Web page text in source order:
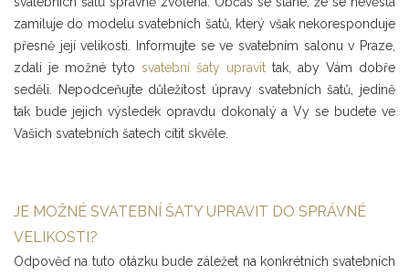
zamiluje do modelu svatebních šatů, který však nekoresponduje
přesně její velikosti. Informujte se ve svatebním salonu v Praze,
zdali je možné tyto svatební šaty upravit tak, aby Vám dobře
seděli. Nepodceňujte důležitost úpravy svatebních šatů, jedině
tak bude jejich výsledek opravdu dokonalý a Vy se budete ve
Vašich svatebních šatech cítit skvěle.
JE MOŽNÉ SVATEBNÍ ŠATY UPRAVIT DO SPRÁVNÉ
VELIKOSTI?
Odpověď na tuto otázku bude záležet na konkrétních svatebních